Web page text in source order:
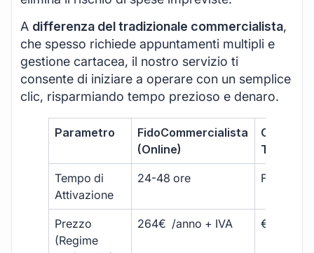
A differenza del tradizionale commercialista,
che spesso richiede appuntamenti multipli e
gestione cartacea, il nostro servizio ti
consente di iniziare a operare con un semplice
clic, risparmiando tempo prezioso e denaro.
Parametro
FidoCommercialista
(Online)
Tempo di
Attivazione
24-48 ore Fino a 30
Prezzo
(Regime
264€ /anno + IVA €500 –